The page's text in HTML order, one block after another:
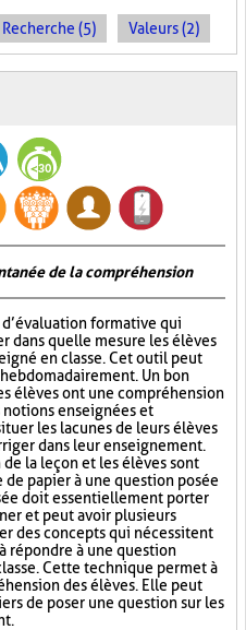
Recherche (5) Valeurs (2)
de la compréhension
formative qui
dans quelle mesure les élèves
en classe. Cet outil peut
Un bon
élèves ont une compréhension
enseignées et
les lacunes de leurs élèves
dans leur enseignement.
la leçon et les élèves sont
papier à une question posée
doit essentiellement porter
et peut avoir plusieurs
des concepts qui nécessitent
répondre à une question
Cette technique permet à
des élèves. Elle peut
de poser une question sur les